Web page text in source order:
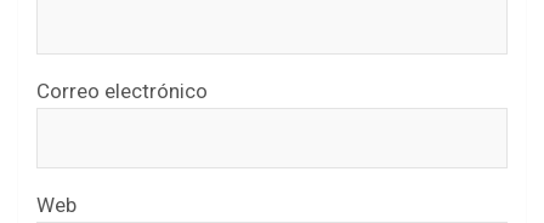
Correo electrónico
Web